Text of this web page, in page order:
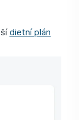
dietní plán